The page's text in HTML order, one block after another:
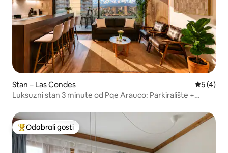
Stan – Las Condes
5 (4)
Luksuzni stan 3 minute od Pqe Arauco: Parkiralište +
Među najviše rangiranima s oznakom „Odabrali gosti”
Odabrali gosti